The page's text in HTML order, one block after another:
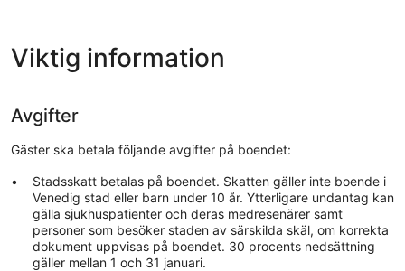
Viktig information
Avgifter
Gäster ska betala följande avgifter på boendet:
Stadsskatt betalas på boendet. Skatten gäller inte boende i
Venedig stad eller barn under 10 år. Ytterligare undantag kan
gälla sjukhuspatienter och deras medresenärer samt
personer som besöker staden av särskilda skäl, om korrekta
dokument uppvisas på boendet. 30 procents nedsättning
gäller mellan 1 och 31 januari.